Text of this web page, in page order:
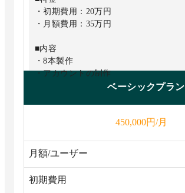
・初期費用：20万円
・月額費用：35万円
■内容
・8本製作
・アカウントの制作
・1万フォロワー保証
ベーシックプラン
450,000円/月
月額/ユーザー
初期費用